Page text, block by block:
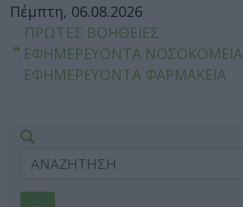
Πέμπτη, 06.08.2026
ΠΡΩΤΕΣ ΒΟΗΘΕΙΕΣ
ΕΦΗΜΕΡΕΥΟΝΤΑ ΝΟΣΟΚΟΜΕΙΑ
ΕΦΗΜΕΡΕΥΟΝΤΑ ΦΑΡΜΑΚΕΙΑ